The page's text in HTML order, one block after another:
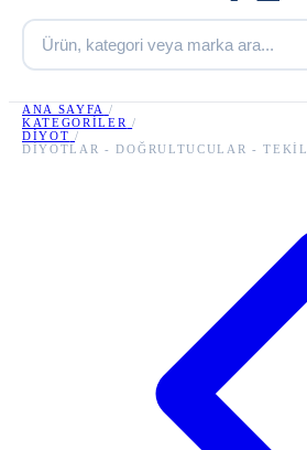
ANA SAYFA /
KATEGORILER /
DIYOT /
DIYOTLAR - DOĞRULTUCULAR - TEKIL